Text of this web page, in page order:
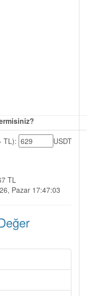
TL):
USDT
TL
Pazar 17:47:03